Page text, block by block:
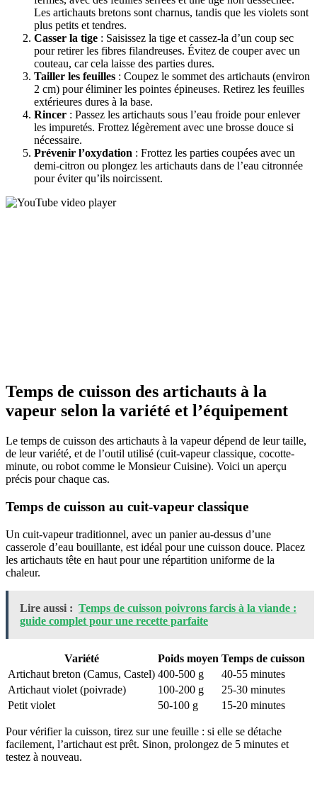
Les artichauts bretons sont charnus, tandis que les violets sont
plus petits et tendres.
Casser la tige : Saisissez la tige et cassez-la d’un coup sec
pour retirer les fibres filandreuses. Évitez de couper avec un
couteau, car cela laisse des parties dures.
Tailler les feuilles : Coupez le sommet des artichauts (environ
2 cm) pour éliminer les pointes épineuses. Retirez les feuilles
extérieures dures à la base.
Rincer : Passez les artichauts sous l’eau froide pour enlever
les impuretés. Frottez légèrement avec une brosse douce si
nécessaire.
Prévenir l’oxydation : Frottez les parties coupées avec un
demi-citron ou plongez les artichauts dans de l’eau citronnée
pour éviter qu’ils noircissent.
Temps de cuisson des artichauts à la
vapeur selon la variété et l’équipement
Le temps de cuisson des artichauts à la vapeur dépend de leur taille,
de leur variété, et de l’outil utilisé (cuit-vapeur classique, cocotte-
minute, ou robot comme le Monsieur Cuisine). Voici un aperçu
précis pour chaque cas.
Temps de cuisson au cuit-vapeur classique
Un cuit-vapeur traditionnel, avec un panier au-dessus d’une
casserole d’eau bouillante, est idéal pour une cuisson douce. Placez
les artichauts tête en haut pour une répartition uniforme de la
chaleur.
Lire aussi : Temps de cuisson poivrons farcis à la viande :
guide complet pour une recette parfaite
Variété Poids moyen Temps de cuisson
Artichaut breton (Camus, Castel) 400-500 g
40-55 minutes
Artichaut violet (poivrade)
100-200 g
25-30 minutes
Petit violet
50-100 g 15-20 minutes
Pour vérifier la cuisson, tirez sur une feuille : si elle se détache
facilement, l’artichaut est prêt. Sinon, prolongez de 5 minutes et
testez à nouveau.